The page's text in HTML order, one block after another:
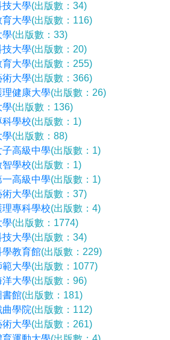
技大學(出版數：34)
育大學(出版數：116)
學(出版數：33)
技大學(出版數：20)
育大學(出版數：255)
術大學(出版數：366)
理健康大學(出版數：26)
學(出版數：136)
科學校(出版數：1)
學(出版數：88)
子高級中學(出版數：1)
智學校(出版數：1)
一高級中學(出版數：1)
術大學(出版數：37)
理專科學校(出版數：4)
學(出版數：1774)
技大學(出版數：34)
學教育館(出版數：229)
範大學(出版數：1077)
洋大學(出版數：96)
書館(出版數：181)
曲學院(出版數：112)
術大學(出版數：261)